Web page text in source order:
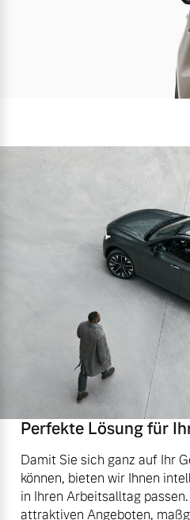
Perfekte Lösung für
Damit Sie sich ganz auf Ihr
können, bieten wir Ihnen
in Ihren Arbeitsalltag
attraktiven Angeboten,